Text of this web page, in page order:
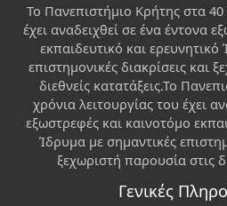
Το Πανεπιστήμιο Κρήτης στα 40
έχει αναδειχθεί σε ένα έντονα
εκπαιδευτικό και
επιστημονικές διακρίσεις και
διεθνείς κατατάξεις.Το
χρόνια λειτουργίας του έχει
εξωστρεφές και καινοτόμο
Ίδρυμα με σημαντικές
ξεχωριστή παρουσία στις
Γενικές